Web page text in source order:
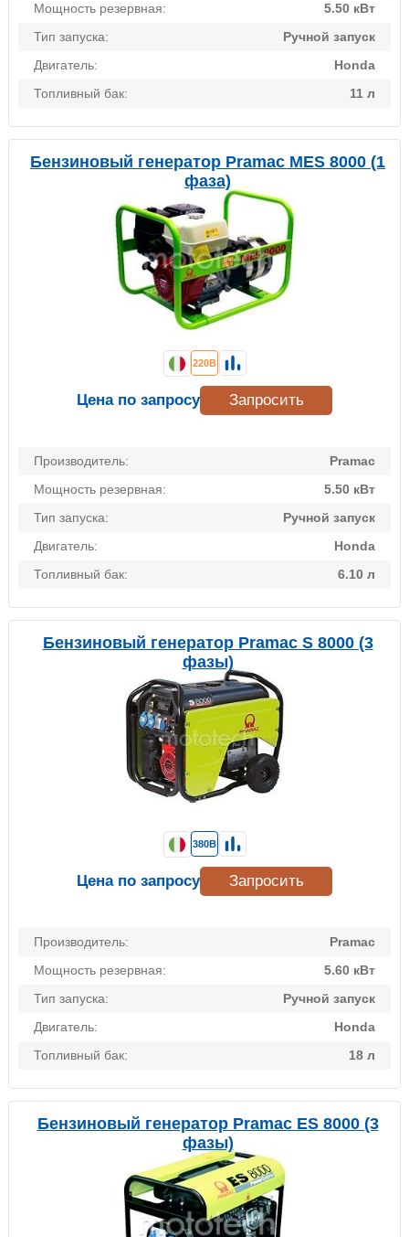
Мощность резервная:
5.50 кВт
Тип запуска:
Ручной запуск
Двигатель:
Honda
Топливный бак:
11 л
Бензиновый генератор Pramac MES 8000 (1
фаза)
Производитель:
Pramac
Мощность резервная:
5.50 кВт
Тип запуска:
Ручной запуск
Двигатель:
Honda
Топливный бак:
6.10 л
220В
Цена по запросу Запросить
Бензиновый генератор Pramac S 8000 (3
фазы)
Производитель:
Pramac
Мощность резервная:
5.60 кВт
Тип запуска:
Ручной запуск
Двигатель:
Honda
Топливный бак:
18 л
380В
Цена по запросу Запросить
Бензиновый генератор Pramac ES 8000 (3
фазы)